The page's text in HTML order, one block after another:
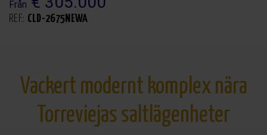
Från
REF.: CLD-2675NEWA
Vackert modernt komplex nära
Torreviejas saltlägenheter